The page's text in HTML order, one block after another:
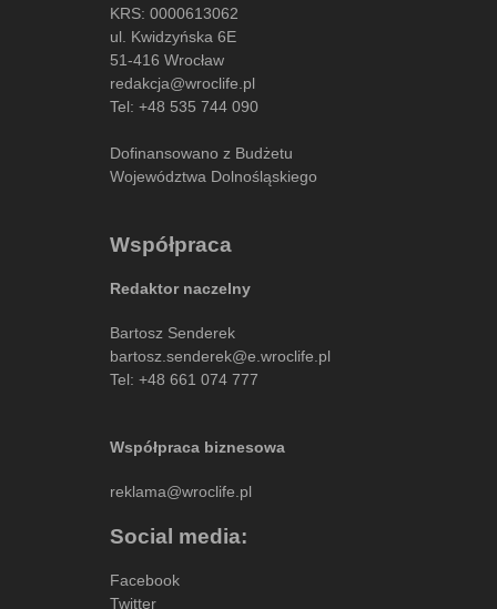
KRS: 0000613062
ul. Kwidzyńska 6E
51-416 Wrocław
redakcja@wroclife.pl
Tel: +48 535 744 090
Dofinansowano z Budżetu
Województwa Dolnośląskiego
Współpraca
Redaktor naczelny
Bartosz Senderek
bartosz.senderek@e.wroclife.pl
Tel: +48 661 074 777
Współpraca biznesowa
reklama@wroclife.pl
Social media:
Facebook
Twitter